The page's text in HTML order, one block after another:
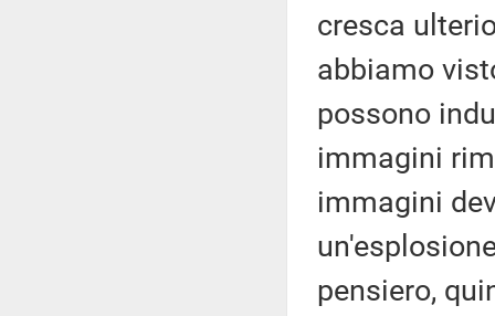
cresca
abbiamo
possono
immagini
immagini
pensiero,